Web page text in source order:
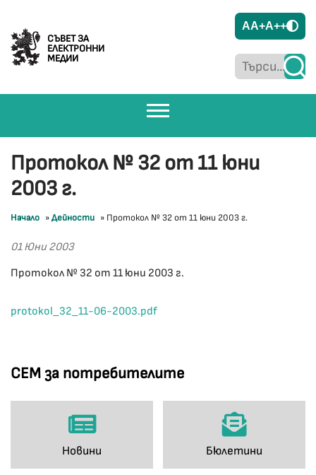
СЪВЕТ ЗА
ЕЛЕКТРОННИ
МЕДИИ
AA+A++
СЕМ за потребителите
Новини Бюлетини
Протокол № 32 от 11 юни
2003 г.
Начало »Дейности » Протокол № 32 от 11 юни 2003 г.
01 Юни 2003
Протокол № 32 от 11 юни 2003 г.
protokol_32_11-06-2003.pdf